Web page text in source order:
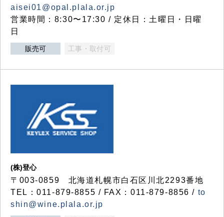
aisei01@opal.plala.or.jp
営業時間：8:30〜17:30 / 定休日：土曜日・日曜
日
販売可 工事・取付可
(株)登心
〒003-0859 北海道札幌市白石区川北2293番地
TEL：011-879-8855 / FAX：011-879-8856 / to
shin@wine.plala.or.jp